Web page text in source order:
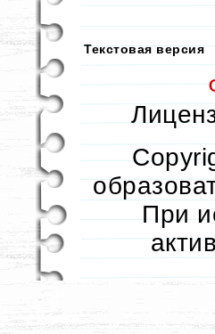
Текстовая версия
При